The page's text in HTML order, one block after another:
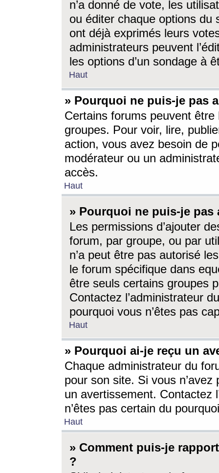
n’a donné de vote, les
ou éditer chaque options du
ont déjà exprimés leurs
administrateurs peuvent
les options d’un sondage à
Haut
» Pourquoi ne puis-je pas
Certains forums peuvent être
groupes. Pour voir, lire,
action, vous avez besoin de
modérateur ou un
accès.
Haut
» Pourquoi ne puis-je
Les permissions d’ajouter
forum, par groupe, ou par
n’a peut être pas autorisé
le forum spécifique dans
être seuls certains groupes
Contactez l’administrateur
pourquoi vous n’êtes pas
Haut
» Pourquoi ai-je reçu un
Chaque administrateur du
pour son site. Si vous
un avertissement. Contactez
n’êtes pas certain du
Haut
» Comment puis-je
?